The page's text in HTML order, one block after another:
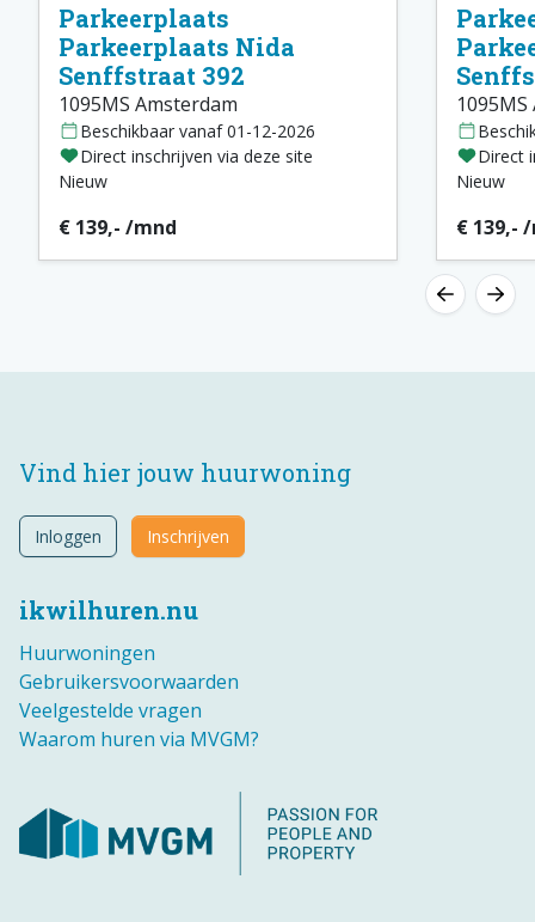
Parkeerplaats
Parkeerplaats Nida
Senffstraat 392
1095MS Amsterdam
Beschikbaar vanaf 01-12-2026
Direct inschrijven via deze site
Nieuw
€ 139,- /mnd
Direct
Nieuw
€ 139,-
ikwilhuren.nu
Huurwoningen
Gebruikersvoorwaarden
Veelgestelde vragen
Waarom huren via MVGM?
Vind hier jouw huurwoning
Inloggen Inschrijven